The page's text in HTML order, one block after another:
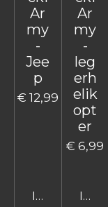
Ar
my
-
Jee
p
€ 12,99
In
Ar
my
-
leg
erh
elik
opt
er
€ 6,99
In